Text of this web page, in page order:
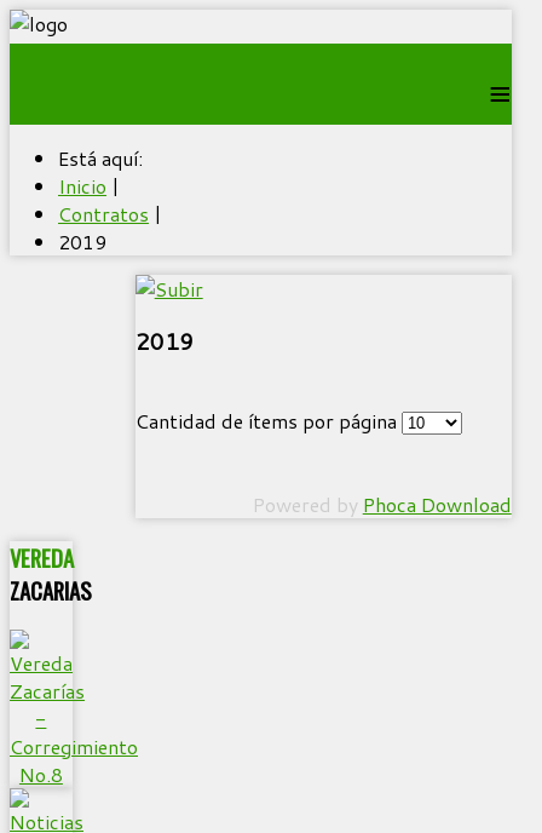
≡
Está aquí:
Inicio |
Contratos |
2019
2019
Cantidad de ítems por página
Powered by Phoca Download
VEREDA
ZACARIAS